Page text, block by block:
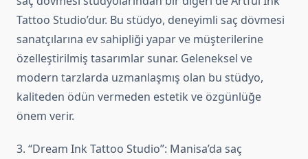
Tattoo Studio’dur. Bu stüdyo, deneyimli saç dövmesi
sanatçılarına ev sahipliği yapar ve müşterilerine
özelleştirilmiş tasarımlar sunar. Geleneksel ve
modern tarzlarda uzmanlaşmış olan bu stüdyo,
kaliteden ödün vermeden estetik ve özgünlüğe
önem verir.
3. “Dream Ink Tattoo Studio”: Manisa’da saç